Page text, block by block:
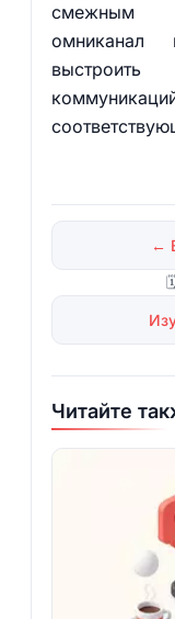
смежным
омниканал
←
Читайте